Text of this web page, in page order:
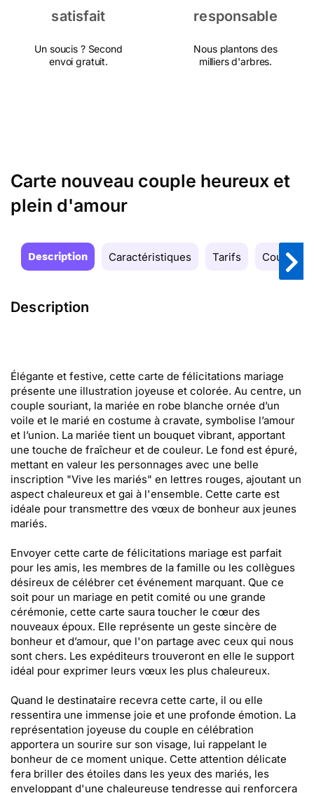
satisfait
Un soucis ? Second
envoi gratuit.
responsable
Nous plantons des
milliers d'arbres.
Carte nouveau couple heureux et
plein d'amour
Description Caractéristiques Tarifs Couleurs
Description
Élégante et festive, cette carte de félicitations mariage
présente une illustration joyeuse et colorée. Au centre, un
couple souriant, la mariée en robe blanche ornée d’un
voile et le marié en costume à cravate, symbolise l’amour
et l’union. La mariée tient un bouquet vibrant, apportant
une touche de fraîcheur et de couleur. Le fond est épuré,
mettant en valeur les personnages avec une belle
inscription "Vive les mariés" en lettres rouges, ajoutant un
aspect chaleureux et gai à l'ensemble. Cette carte est
idéale pour transmettre des vœux de bonheur aux jeunes
mariés.
Envoyer cette carte de félicitations mariage est parfait
pour les amis, les membres de la famille ou les collègues
désireux de célébrer cet événement marquant. Que ce
soit pour un mariage en petit comité ou une grande
cérémonie, cette carte saura toucher le cœur des
nouveaux époux. Elle représente un geste sincère de
bonheur et d’amour, que l'on partage avec ceux qui nous
sont chers. Les expéditeurs trouveront en elle le support
idéal pour exprimer leurs vœux les plus chaleureux.
Quand le destinataire recevra cette carte, il ou elle
ressentira une immense joie et une profonde émotion. La
représentation joyeuse du couple en célébration
apportera un sourire sur son visage, lui rappelant le
bonheur de ce moment unique. Cette attention délicate
fera briller des étoiles dans les yeux des mariés, les
enveloppant d'une chaleureuse tendresse qui renforcera